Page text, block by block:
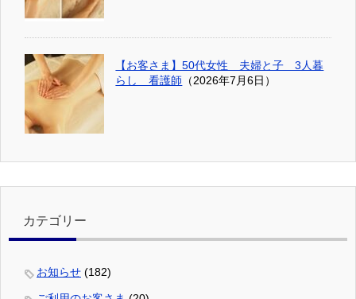
【お客さま】50代女性 夫婦と子 3人暮
らし 看護師 （2026年7月6日）
カテゴリー
お知らせ (182)